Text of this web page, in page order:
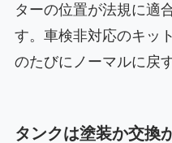
ターの位置が法規に適
す。車検非対応のキッ
のたびにノーマルに戻
タンクは塗装か交換